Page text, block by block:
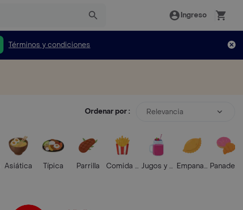
Ingreso
Términos y condiciones
Ordenar por : Relevancia
Asiática Típica Parrilla Comida RápidaJugos y BatidosEmpanadasPanadería